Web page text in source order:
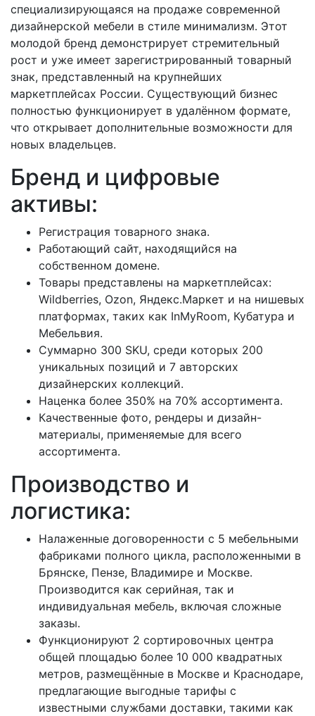
специализирующаяся на продаже современной
дизайнерской мебели в стиле минимализм. Этот
молодой бренд демонстрирует стремительный
рост и уже имеет зарегистрированный товарный
знак, представленный на крупнейших
маркетплейсах России. Существующий бизнес
полностью функционирует в удалённом формате,
что открывает дополнительные возможности для
новых владельцев.
Бренд и цифровые
активы:
Регистрация товарного знака.
Работающий сайт, находящийся на
собственном домене.
Товары представлены на маркетплейсах:
Wildberries, Ozon, Яндекс.Маркет и на нишевых
платформах, таких как InMyRoom, Кубатура и
Мебельвия.
Суммарно 300 SKU, среди которых 200
уникальных позиций и 7 авторских
дизайнерских коллекций.
Наценка более 350% на 70% ассортимента.
Качественные фото, рендеры и дизайн-
материалы, применяемые для всего
ассортимента.
Производство и
логистика:
Налаженные договоренности с 5 мебельными
фабриками полного цикла, расположенными в
Брянске, Пензe, Владимире и Москве.
Производится как серийная, так и
индивидуальная мебель, включая сложные
заказы.
Функционируют 2 сортировочных центра
общей площадью более 10 000 квадратных
метров, размещённые в Москве и Краснодаре,
предлагающие выгодные тарифы с
известными службами доставки, такими как